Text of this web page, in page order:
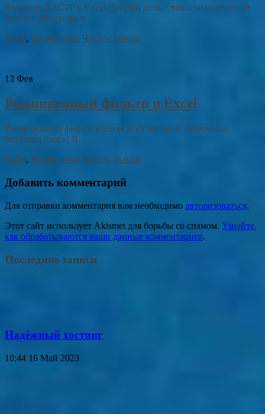
Функция ДЛСТР в Excel Добрый день, уважаемые читатели
блога! Сайт снова в...
Excel, Видеоуроки Читать дальше
13 Фев
Расширенный фильтр в Excel
Расширенный фильтр в Excel Добрый день, уважаемые
читатели блога! В...
Excel, Видеоуроки Читать дальше
Добавить комментарий
Для отправки комментария вам необходимо авторизоваться.
Этот сайт использует Akismet для борьбы со спамом. Узнайте,
как обрабатываются ваши данные комментариев.
Последние записи
Надёжный хостинг
10:44 16 Май 2023